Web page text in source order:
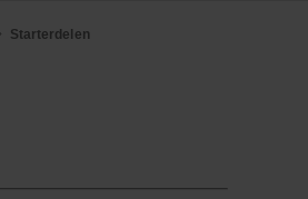
Starterdelen